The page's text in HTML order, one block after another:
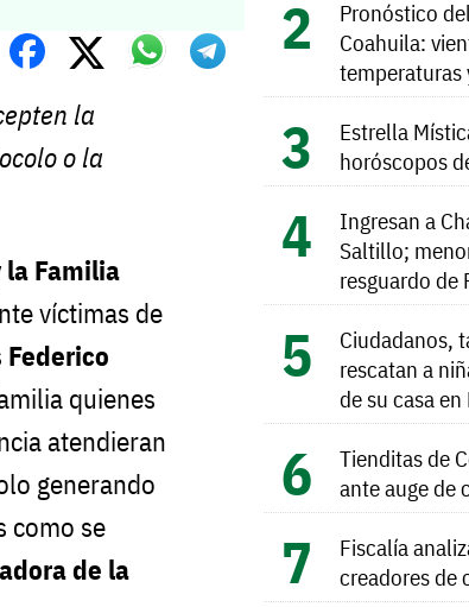
la
o la
la Familia
víctimas de
Federico
quienes
atendieran
generando
como se
de la
Pronóstico
Coahuila:
Estrella
horóscopos
Ingresan a
Saltillo;
resguardo de
Ciudadanos,
rescatan a
de su casa
Tienditas de
ante auge de
Fiscalía
creadores de